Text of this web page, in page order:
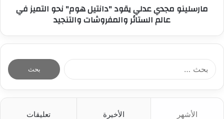
مارسلينو مجدي عدلي يقود "دانتيل هوم" نحو التميز في
عالم الستائر والمفروشات والتنجيد
الأشهر الأخيرة تعليقات